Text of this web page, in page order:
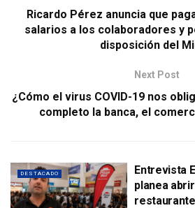
Ricardo Pérez anuncia que
salarios a los colaboradores y
disposición del
Next Post
¿Cómo el virus COVID-19 nos
completo la banca, el
DESTACADO
Entrevista
planea